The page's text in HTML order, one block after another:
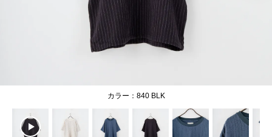
840 BLK